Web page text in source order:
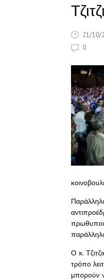
21/10/
0
Ο κ.
τρόπο
μπορούν